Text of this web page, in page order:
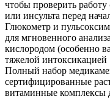
чтобы проверить
или инсульта перед
Глюкометр и
для мгновенного
кислородом (особенно
тяжелой интоксикацией
Полный набор
сертифицированные
витаминные комплексы